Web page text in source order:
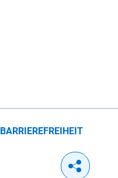
BARRIEREFREIHEIT